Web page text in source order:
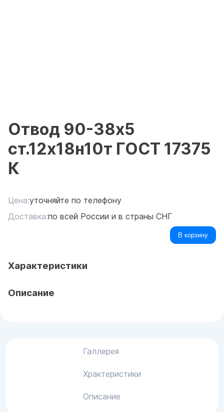
Отвод 90-38х5
ст.12х18н10т ГОСТ 17375
К
Цена:уточняйте по телефону
Доставка:по всей России и в страны СНГ
В корзину
Характеристики
Описание
Галлерея
Храктеристики
Описание